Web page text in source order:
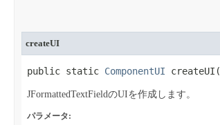
createUI
public static ComponentUI createUI​(
JFormattedTextFieldのUIを作成します。
パラメータ: